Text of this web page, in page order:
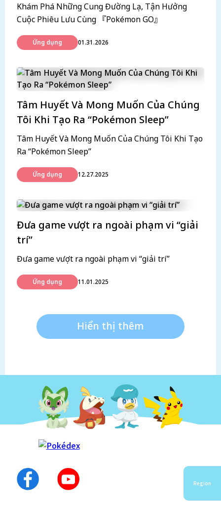
Khám Phá Những Cung Đường Lạ, Tận Hưởng
Cuộc Phiêu Lưu Cùng 『Pokémon GO』
Ứng dụng 01.31.2026
Tâm Huyết Và Mong Muốn Của Chúng
Tôi Khi Tạo Ra “Pokémon Sleep”
Tâm Huyết Và Mong Muốn Của Chúng Tôi Khi Tạo
Ra “Pokémon Sleep”
Ứng dụng 12.27.2025
Đưa game vượt ra ngoài phạm vi “giải
trí”
Đưa game vượt ra ngoài phạm vi “giải trí”
Ứng dụng 11.01.2025
Hiển thị thêm
Region